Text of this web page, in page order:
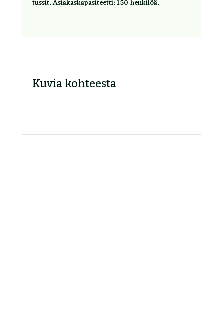
tussit. Asiakaskapasiteetti: 150 henkilöä.
Kuvia kohteesta